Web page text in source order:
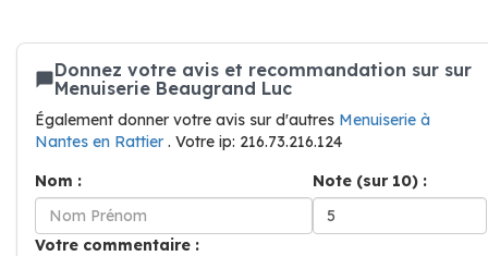
Donnez votre avis et recommandation sur sur
Menuiserie Beaugrand Luc
Également donner votre avis sur d'autres Menuiserie à
Nantes en Rattier . Votre ip: 216.73.216.124
Nom :
Note (sur 10) :
Votre commentaire :